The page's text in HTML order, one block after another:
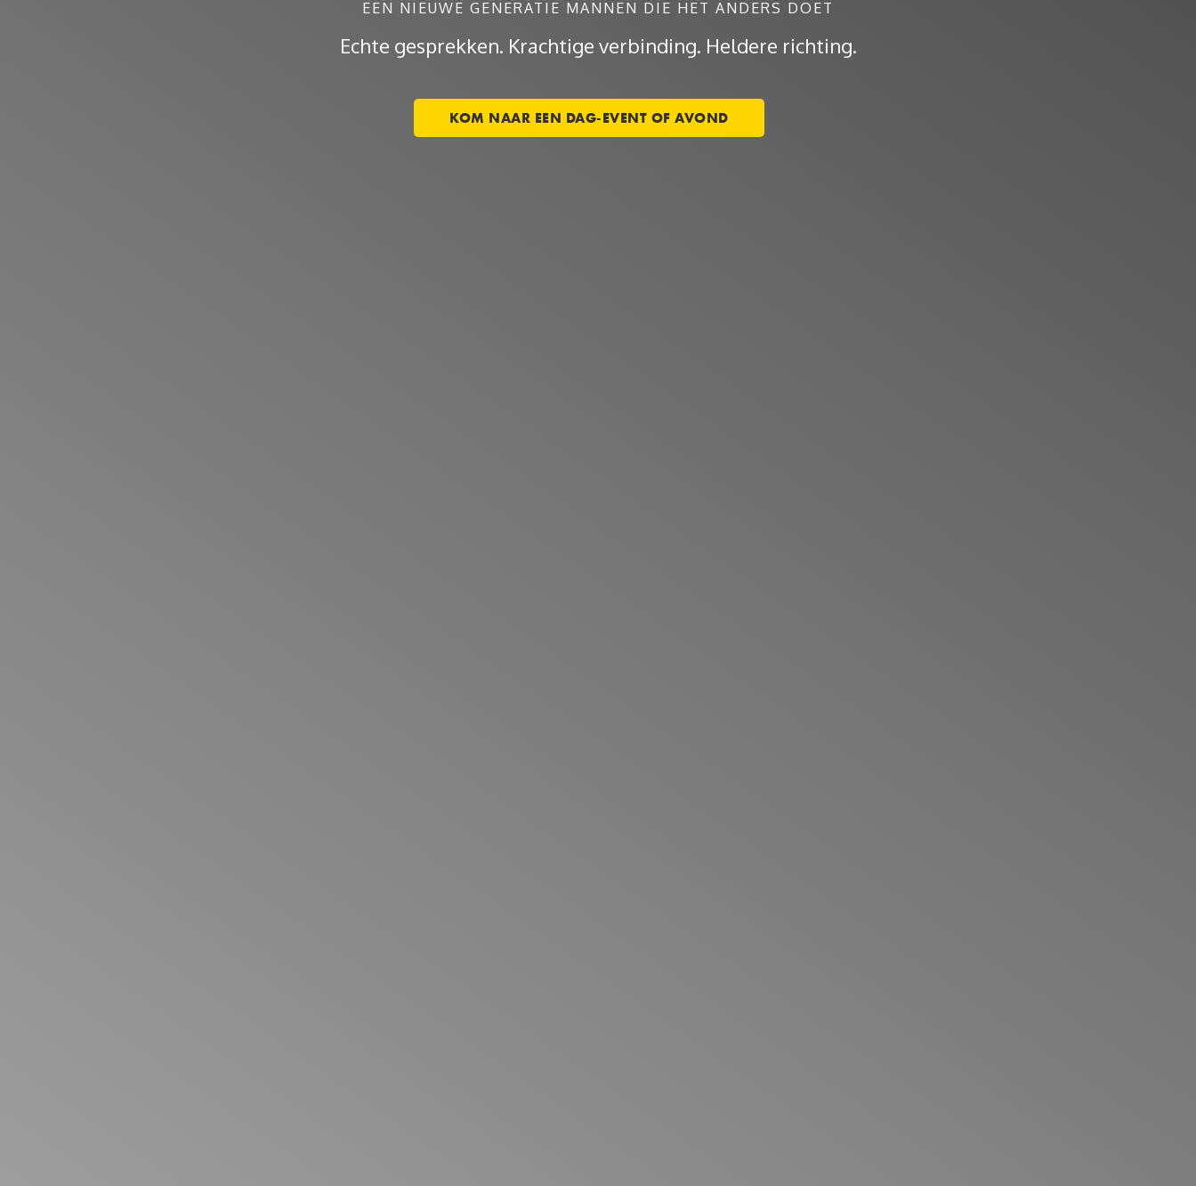
EEN NIEUWE GENERATIE MANNEN DIE HET ANDERS DOET
Echte gesprekken. Krachtige verbinding. Heldere richting.
KOM NAAR EEN DAG-EVENT OF AVOND